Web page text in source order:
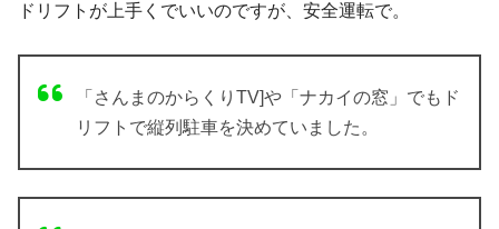
ドリフトが上手くでいいのですが、 安全運転で。
「さんまのからくりTV]や「ナカイの窓」でもド
リフトで縦列駐車を決めていました。